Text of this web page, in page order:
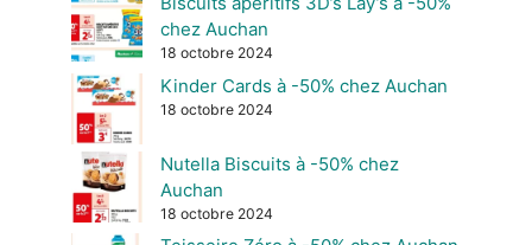
chez Auchan
18 octobre 2024
Kinder Cards à -50% chez Auchan
18 octobre 2024
Nutella Biscuits à -50% chez
Auchan
18 octobre 2024